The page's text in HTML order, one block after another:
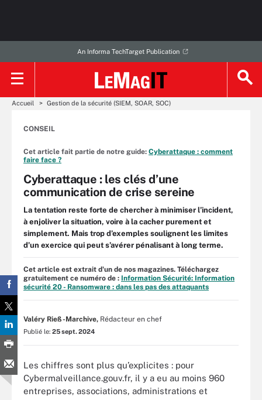
An Informa TechTarget Publication
Accueil Gestion de la sécurité (SIEM, SOAR, SOC)
CONSEIL
Cet article fait partie de notre guide: Cyberattaque : comment
faire face ?
Cyberattaque : les clés d’une
communication de crise sereine
La tentation reste forte de chercher à minimiser l’incident,
à enjoliver la situation, voire à la cacher purement et
simplement. Mais trop d’exemples soulignent les limites
d’un exercice qui peut s’avérer pénalisant à long terme.
Cet article est extrait d'un de nos magazines. Téléchargez
gratuitement ce numéro de : Information Sécurité: Information
sécurité 20 - Ransomware : dans les pas des attaquants
Valéry Rieß-Marchive, Rédacteur en chef
Publié le: 25 sept. 2024
Les chiffres sont plus qu’explicites : pour
Cybermalveillance.gouv.fr, il y a eu au moins 960
entreprises, associations, administrations et